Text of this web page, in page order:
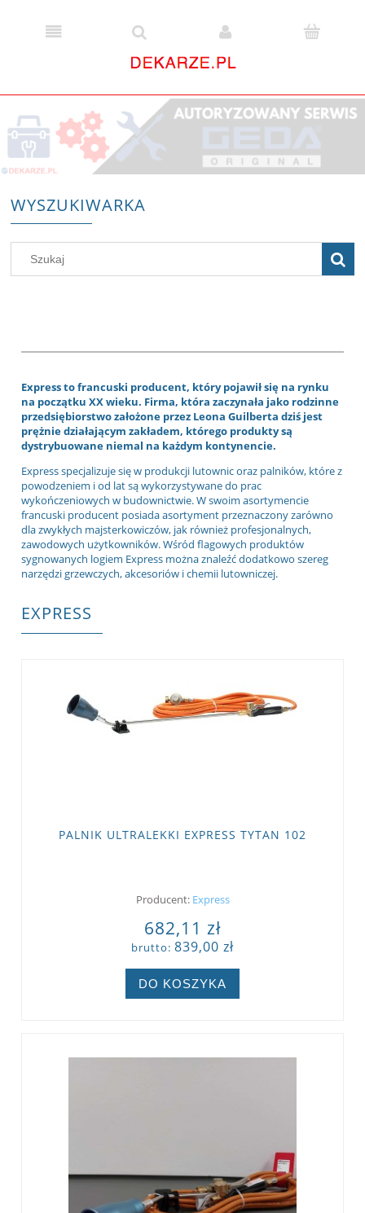
WYSZUKIWARKA
Express to francuski producent, który pojawił się na rynku
na początku XX wieku. Firma, która zaczynała jako rodzinne
przedsiębiorstwo założone przez Leona Guilberta dziś jest
prężnie działającym zakładem, którego produkty są
dystrybuowane niemal na każdym kontynencie.
Express specjalizuje się w produkcji lutownic oraz palników, które z
powodzeniem i od lat są wykorzystywane do prac
wykończeniowych w budownictwie. W swoim asortymencie
francuski producent posiada asortyment przeznaczony zarówno
dla zwykłych majsterkowiczów, jak również profesjonalnych,
zawodowych użytkowników. Wśród flagowych produktów
sygnowanych logiem Express można znaleźć dodatkowo szereg
narzędzi grzewczych, akcesoriów i chemii lutowniczej.
EXPRESS
PALNIK ULTRALEKKI EXPRESS TYTAN 102
Producent: Express
682,11 zł
brutto: 839,00 zł
DO KOSZYKA